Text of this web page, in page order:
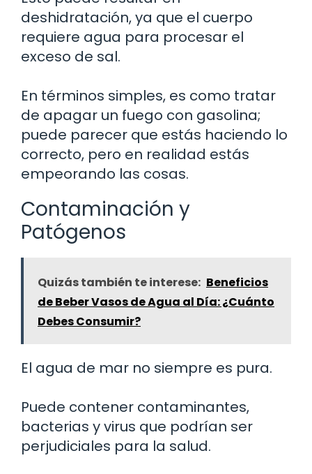
deshidratación, ya que el cuerpo
requiere agua para procesar el
exceso de sal.
En términos simples, es como tratar
de apagar un fuego con gasolina;
puede parecer que estás haciendo lo
correcto, pero en realidad estás
empeorando las cosas.
Contaminación y
Patógenos
Quizás también te interese: Beneficios
de Beber Vasos de Agua al Día: ¿Cuánto
Debes Consumir?
El agua de mar no siempre es pura.
Puede contener contaminantes,
bacterias y virus que podrían ser
perjudiciales para la salud.